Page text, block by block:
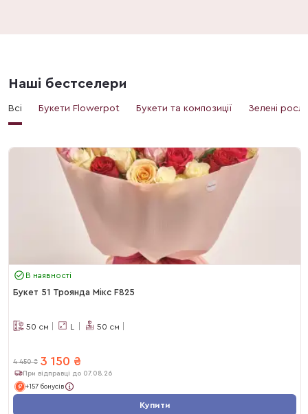
Наші бестселери
Всі Букети Flowerpot Букети та композиції Зелені
В наявності
Букет 51 Троянда Мікс F825
50 см L 50 см
4 450 ₴ 3 150 ₴
При відправці до 07.08.26
+157 бонусів
Купити